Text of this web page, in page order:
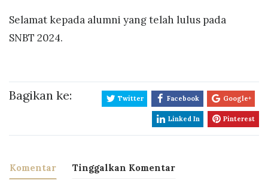
Selamat kepada alumni yang telah lulus pada
SNBT 2024.
Bagikan ke: Twitter Facebook Google+
Linked In Pinterest
Komentar Tinggalkan Komentar